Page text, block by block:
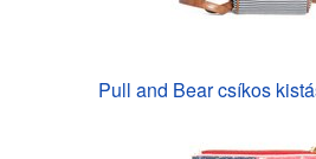
Pull and Bear csíkos